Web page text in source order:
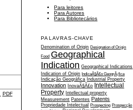
Para leitores
Para Autores
Para Bibliotecários
PALAVRAS-CHAVE
Denomination of Origin Designation of Origin
Food Geographical
Indication Geographical Indications
Indication of Origin IndicaÃ§Ã£o GeogrÃ¡fica
Indicação Geográfica Industrial Property
Innovation InovaÃ§Ã£o Intellectual
Property Intellectual property
Measurement Patentes Patents
Propriedade Intelectual Prospecting Prospecção
PDF